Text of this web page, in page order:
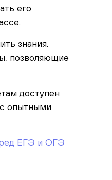
его
знания,
позволяющие
доступен
опытными
ЕГЭ и ОГЭ